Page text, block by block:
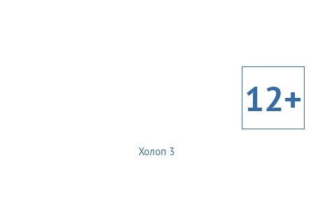
12+
Холоп 3